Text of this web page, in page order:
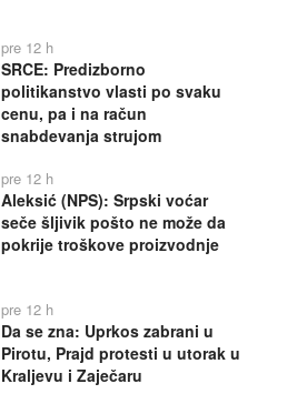
pre 12 h
SRCE: Predizborno
politikanstvo vlasti po svaku
cenu, pa i na račun
snabdevanja strujom
pre 12 h
Aleksić (NPS): Srpski voćar
seče šljivik pošto ne može da
pokrije troškove proizvodnje
pre 12 h
Da se zna: Uprkos zabrani u
Pirotu, Prajd protesti u utorak u
Kraljevu i Zaječaru